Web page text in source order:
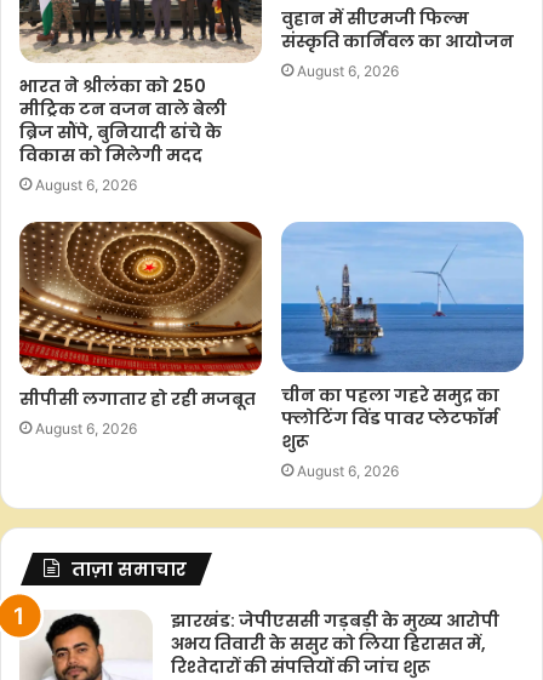
भारत ने श्रीलंका को 250
मीट्रिक टन वजन वाले बेली
ब्रिज सौंपे, बुनियादी ढांचे के
विकास को म‍िलेगी मदद
August 6, 2026
वुहान में सीएमजी फिल्म
संस्कृति कार्निवल का आयोजन
August 6, 2026
सीपीसी लगातार हो रही मजबूत
August 6, 2026
चीन का पहला गहरे समुद्र का
फ्लोटिंग विंड पावर प्लेटफॉर्म
शुरू
August 6, 2026
ताज़ा समाचार
झारखंड: जेपीएससी गड़बड़ी के मुख्य आरोपी
अभय तिवारी के ससुर को लिया हिरासत में,
रिश्तेदारों की संपत्तियों की जांच शुरू